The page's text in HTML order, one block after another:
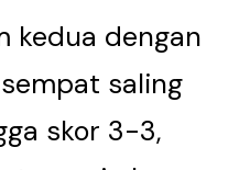
kedua dengan
saling
skor 3-3,